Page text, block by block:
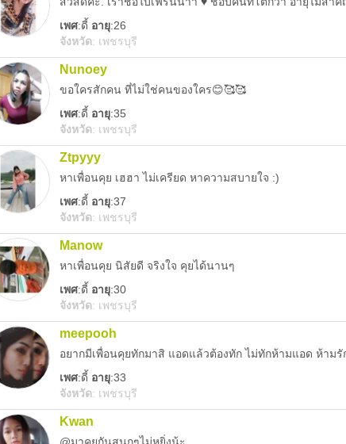
เพศ:ดี้ อายุ:26
จังหวัด: เพชรบุรี
Nunoey
ขอใครสักคน ที่ไม่ใช่คนของใคร😊🥰🥰
เพศ:ดี้ อายุ:35
จังหวัด: เพชรบุรี
Ztpyyy
หาเพื่อนคุย เฮฮา ไม่เครียด หาความสบายใจ :)
เพศ:ดี้ อายุ:37
จังหวัด: เพชรบุรี
Manow
หาเพื่อนคุย นิสัยดี จริงใจ คุยได้นานๆ
เพศ:ดี้ อายุ:30
จังหวัด: เพชรบุรี
meepooh
เพศ:ดี้ อายุ:33
จังหวัด: เพชรบุรี
Kwan